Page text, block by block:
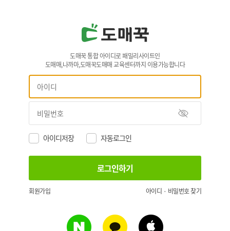
도매꾹 통합 아이디로 패밀리사이트인
도매매,나까마,도매꾹도매매 교육센터까지 이용가능합니다
아이디저장 자동로그인
회원가입 아이디 · 비밀번호 찾기